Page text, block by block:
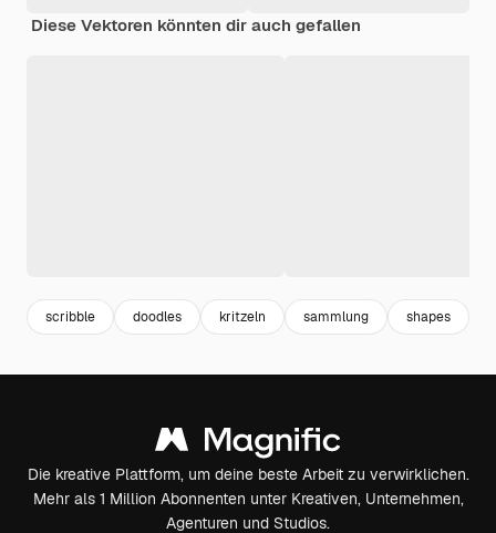
Diese Vektoren könnten dir auch gefallen
scribble doodles kritzeln sammlung shapes
Die kreative Plattform, um deine beste Arbeit zu verwirklichen.
Mehr als 1 Million Abonnenten unter Kreativen, Unternehmen,
Agenturen und Studios.